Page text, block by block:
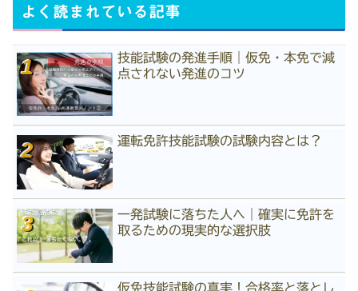
よく読まれている記事
技能試験の発進手順｜仮免・本免で減
点されない発進のコツ
運転免許技能試験の試験内容とは？
一発試験に落ちた人へ｜確実に免許を
取るための現実的な選択肢
仮免技能試験の真実！合格率と落とし